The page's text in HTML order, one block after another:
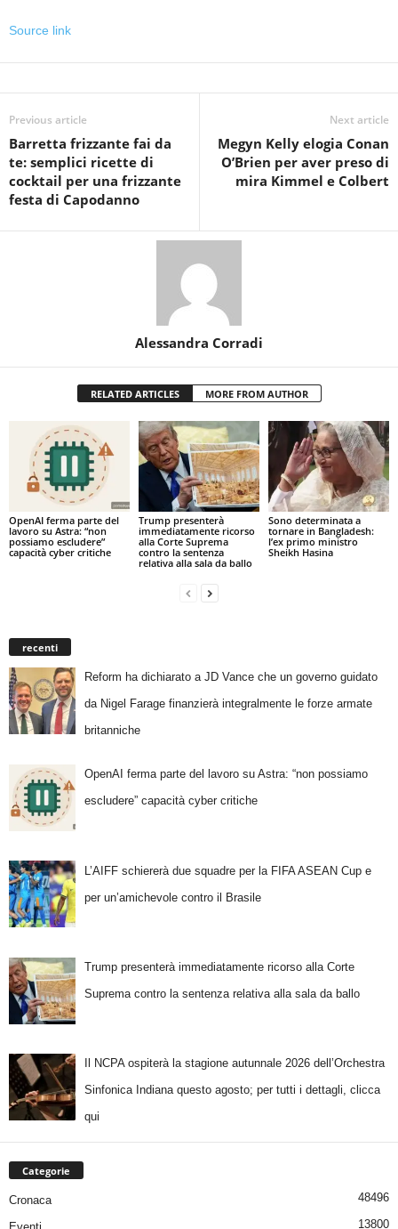
Source link
Previous article
Barretta frizzante fai da
te: semplici ricette di
cocktail per una frizzante
festa di Capodanno
Next article
Megyn Kelly elogia Conan
O’Brien per aver preso di
mira Kimmel e Colbert
Alessandra Corradi
RELATED ARTICLES MORE FROM AUTHOR
OpenAI ferma parte del
lavoro su Astra: “non
possiamo escludere”
capacità cyber critiche
Trump presenterà
immediatamente ricorso
alla Corte Suprema
contro la sentenza
relativa alla sala da ballo
Sono determinata a
tornare in Bangladesh:
l’ex primo ministro
Sheikh Hasina
recenti
Reform ha dichiarato a JD Vance che un governo guidato
da Nigel Farage finanzierà integralmente le forze armate
britanniche
OpenAI ferma parte del lavoro su Astra: “non possiamo
escludere” capacità cyber critiche
L’AIFF schiererà due squadre per la FIFA ASEAN Cup e
per un’amichevole contro il Brasile
Trump presenterà immediatamente ricorso alla Corte
Suprema contro la sentenza relativa alla sala da ballo
Il NCPA ospiterà la stagione autunnale 2026 dell’Orchestra
Sinfonica Indiana questo agosto; per tutti i dettagli, clicca
qui
Categorie
Cronaca 48496
13800